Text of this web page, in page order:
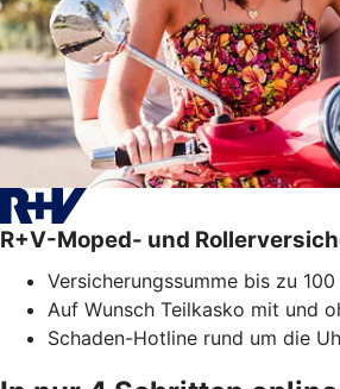
R+V-Moped- und
Versicherungssumme bis zu
Auf Wunsch Teilkasko mit und
Schaden-Hotline rund um die